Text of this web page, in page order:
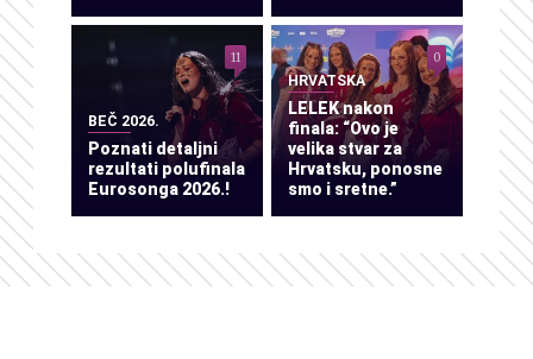
BEČ 2026.
Poznati detaljni
rezultati polufinala
Eurosonga 2026.!
11
HRVATSKA
LELEK nakon
finala: “Ovo je
velika stvar za
Hrvatsku, ponosne
smo i sretne.”
0